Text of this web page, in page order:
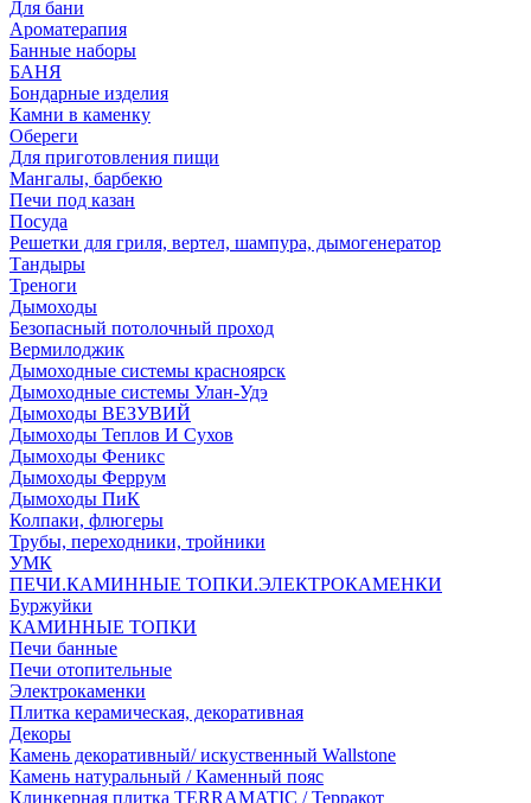
Для бани
Ароматерапия
Банные наборы
БАНЯ
Бондарные изделия
Камни в каменку
Обереги
Для приготовления пищи
Мангалы, барбекю
Печи под казан
Посуда
Решетки для гриля, вертел, шампура, дымогенератор
Тандыры
Треноги
Дымоходы
Безопасный потолочный проход
Вермилоджик
Дымоходные системы красноярск
Дымоходные системы Улан-Удэ
Дымоходы ВЕЗУВИЙ
Дымоходы Теплов И Сухов
Дымоходы Феникс
Дымоходы Феррум
Дымоходы ПиК
Колпаки, флюгеры
Трубы, переходники, тройники
УМК
ПЕЧИ.КАМИННЫЕ ТОПКИ.ЭЛЕКТРОКАМЕНКИ
Буржуйки
КАМИННЫЕ ТОПКИ
Печи банные
Печи отопительные
Электрокаменки
Плитка керамическая, декоративная
Декоры
Камень декоративный/ искуственный Wallstone
Камень натуральный / Каменный пояс
Клинкерная плитка TERRAMATIC / Терракот